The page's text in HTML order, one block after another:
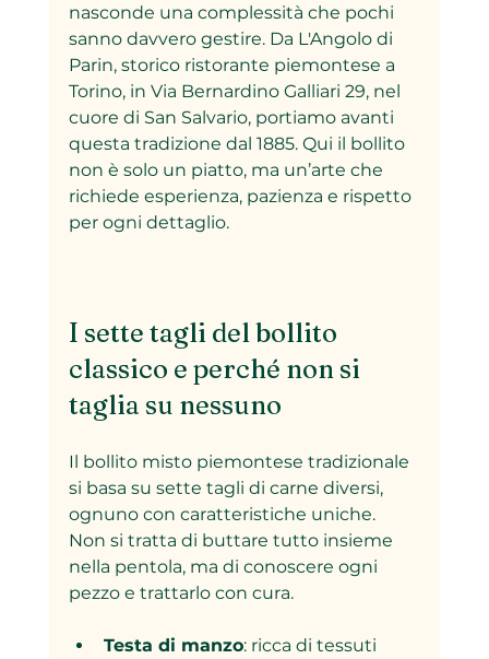
nasconde una complessità che pochi
sanno davvero gestire. Da L'Angolo di
Parin, storico ristorante piemontese a
Torino, in Via Bernardino Galliari 29, nel
cuore di San Salvario, portiamo avanti
questa tradizione dal 1885. Qui il bollito
non è solo un piatto, ma un’arte che
richiede esperienza, pazienza e rispetto
per ogni dettaglio.
I sette tagli del bollito
classico e perché non si
taglia su nessuno
Il bollito misto piemontese tradizionale
si basa su sette tagli di carne diversi,
ognuno con caratteristiche uniche.
Non si tratta di buttare tutto insieme
nella pentola, ma di conoscere ogni
pezzo e trattarlo con cura.
Testa di manzo: ricca di tessuti